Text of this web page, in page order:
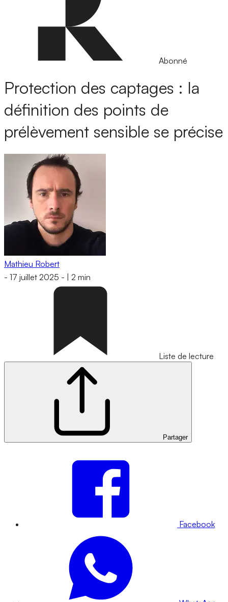
Abonné
Protection des captages : la
définition des points de
prélèvement sensible se précise
Mathieu Robert
- 17 juillet 2025 - 2 min
Liste de lecture
Partager
Facebook